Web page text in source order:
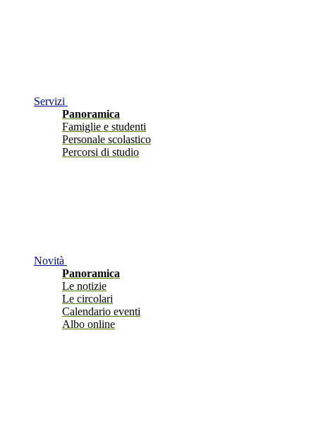
Servizi
Panoramica
Famiglie e studenti
Personale scolastico
Percorsi di studio
Novità
Panoramica
Le notizie
Le circolari
Calendario eventi
Albo online